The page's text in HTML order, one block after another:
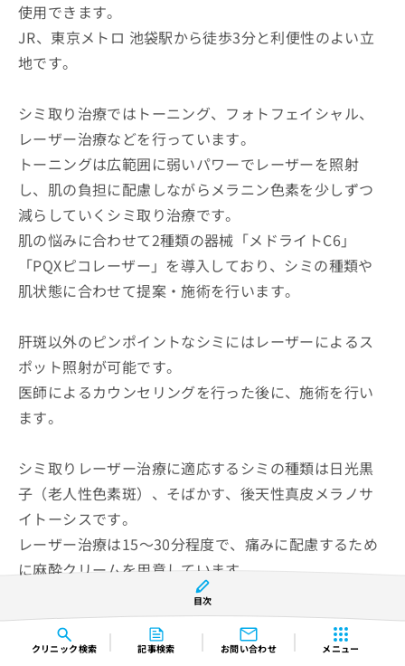
クリニック検索 記事検索 お問い合わせ メニュー
使用できます。
JR、東京メトロ 池袋駅から徒歩3分と利便性のよい立
地です。
シミ取り治療ではトーニング、フォトフェイシャル、
レーザー治療などを行っています。
トーニングは広範囲に弱いパワーでレーザーを照射
し、肌の負担に配慮しながらメラニン色素を少しずつ
減らしていくシミ取り治療です。
肌の悩みに合わせて2種類の器械「メドライトC6」
「PQXピコレーザー」を導入しており、シミの種類や
肌状態に合わせて提案・施術を行います。
肝斑以外のピンポイントなシミにはレーザーによるス
ポット照射が可能です。
医師によるカウンセリングを行った後に、施術を行い
ます。
シミ取りレーザー治療に適応するシミの種類は日光黒
子（老人性色素斑）、そばかす、後天性真皮メラノサ
イトーシスです。
レーザー治療は15～30分程度で、痛みに配慮するため
に麻酔クリームを用意しています。
HAKUビューティークリニック 池袋院の紹介ページはこちら
目次